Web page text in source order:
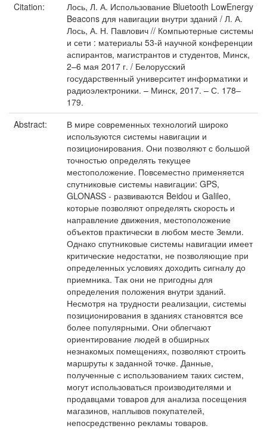
Citation:
Лось, Л. А. Использование Bluetooth LowEnergy
Beacons для навигации внутри зданий / Л. А.
Лось, А. Н. Павлович // Компьютерные системы
и сети : материалы 53-й научной конференции
аспирантов, магистрантов и студентов, Минск,
2–6 мая 2017 г. / Белорусский
государственный университет информатики и
радиоэлектроники. – Минск, 2017. – С. 178–
179.
Abstract:
В мире современных технологий широко
используются системы навигации и
позиционирования. Они позволяют с большой
точностью определять текущее
местоположение. Повсеместно применяется
спутниковые системы навигации: GPS,
GLONASS - развиваются Beidou и Galileo,
которые позволяют определять скорость и
направление движения, местоположение
объектов практически в любом месте Земли.
Однако спутниковые системы навигации имеет
критические недостатки, не позволяющие при
определенных условиях доходить сигналу до
приемника. Так они не пригодны для
определения положения внутри зданий.
Несмотря на трудности реализации, системы
позиционирования в зданиях становятся все
более популярными. Они облегчают
ориентирование людей в обширных
незнакомых помещениях, позволяют строить
маршруты к заданной точке. Данные,
полученные с использованием таких систем,
могут использоваться производителями и
продавцами товаров для анализа посещения
магазинов, наплывов покупателей,
непосредственно рекламы товаров.